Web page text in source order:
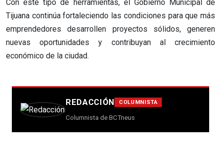
Con este tipo de herramientas, el Gobierno Municipal de
Tijuana continúa fortaleciendo las condiciones para que más
emprendedores desarrollen proyectos sólidos, generen
nuevas oportunidades y contribuyan al crecimiento
económico de la ciudad.
REDACCIÓN COLUMNISTA
Columnista de BCTneus